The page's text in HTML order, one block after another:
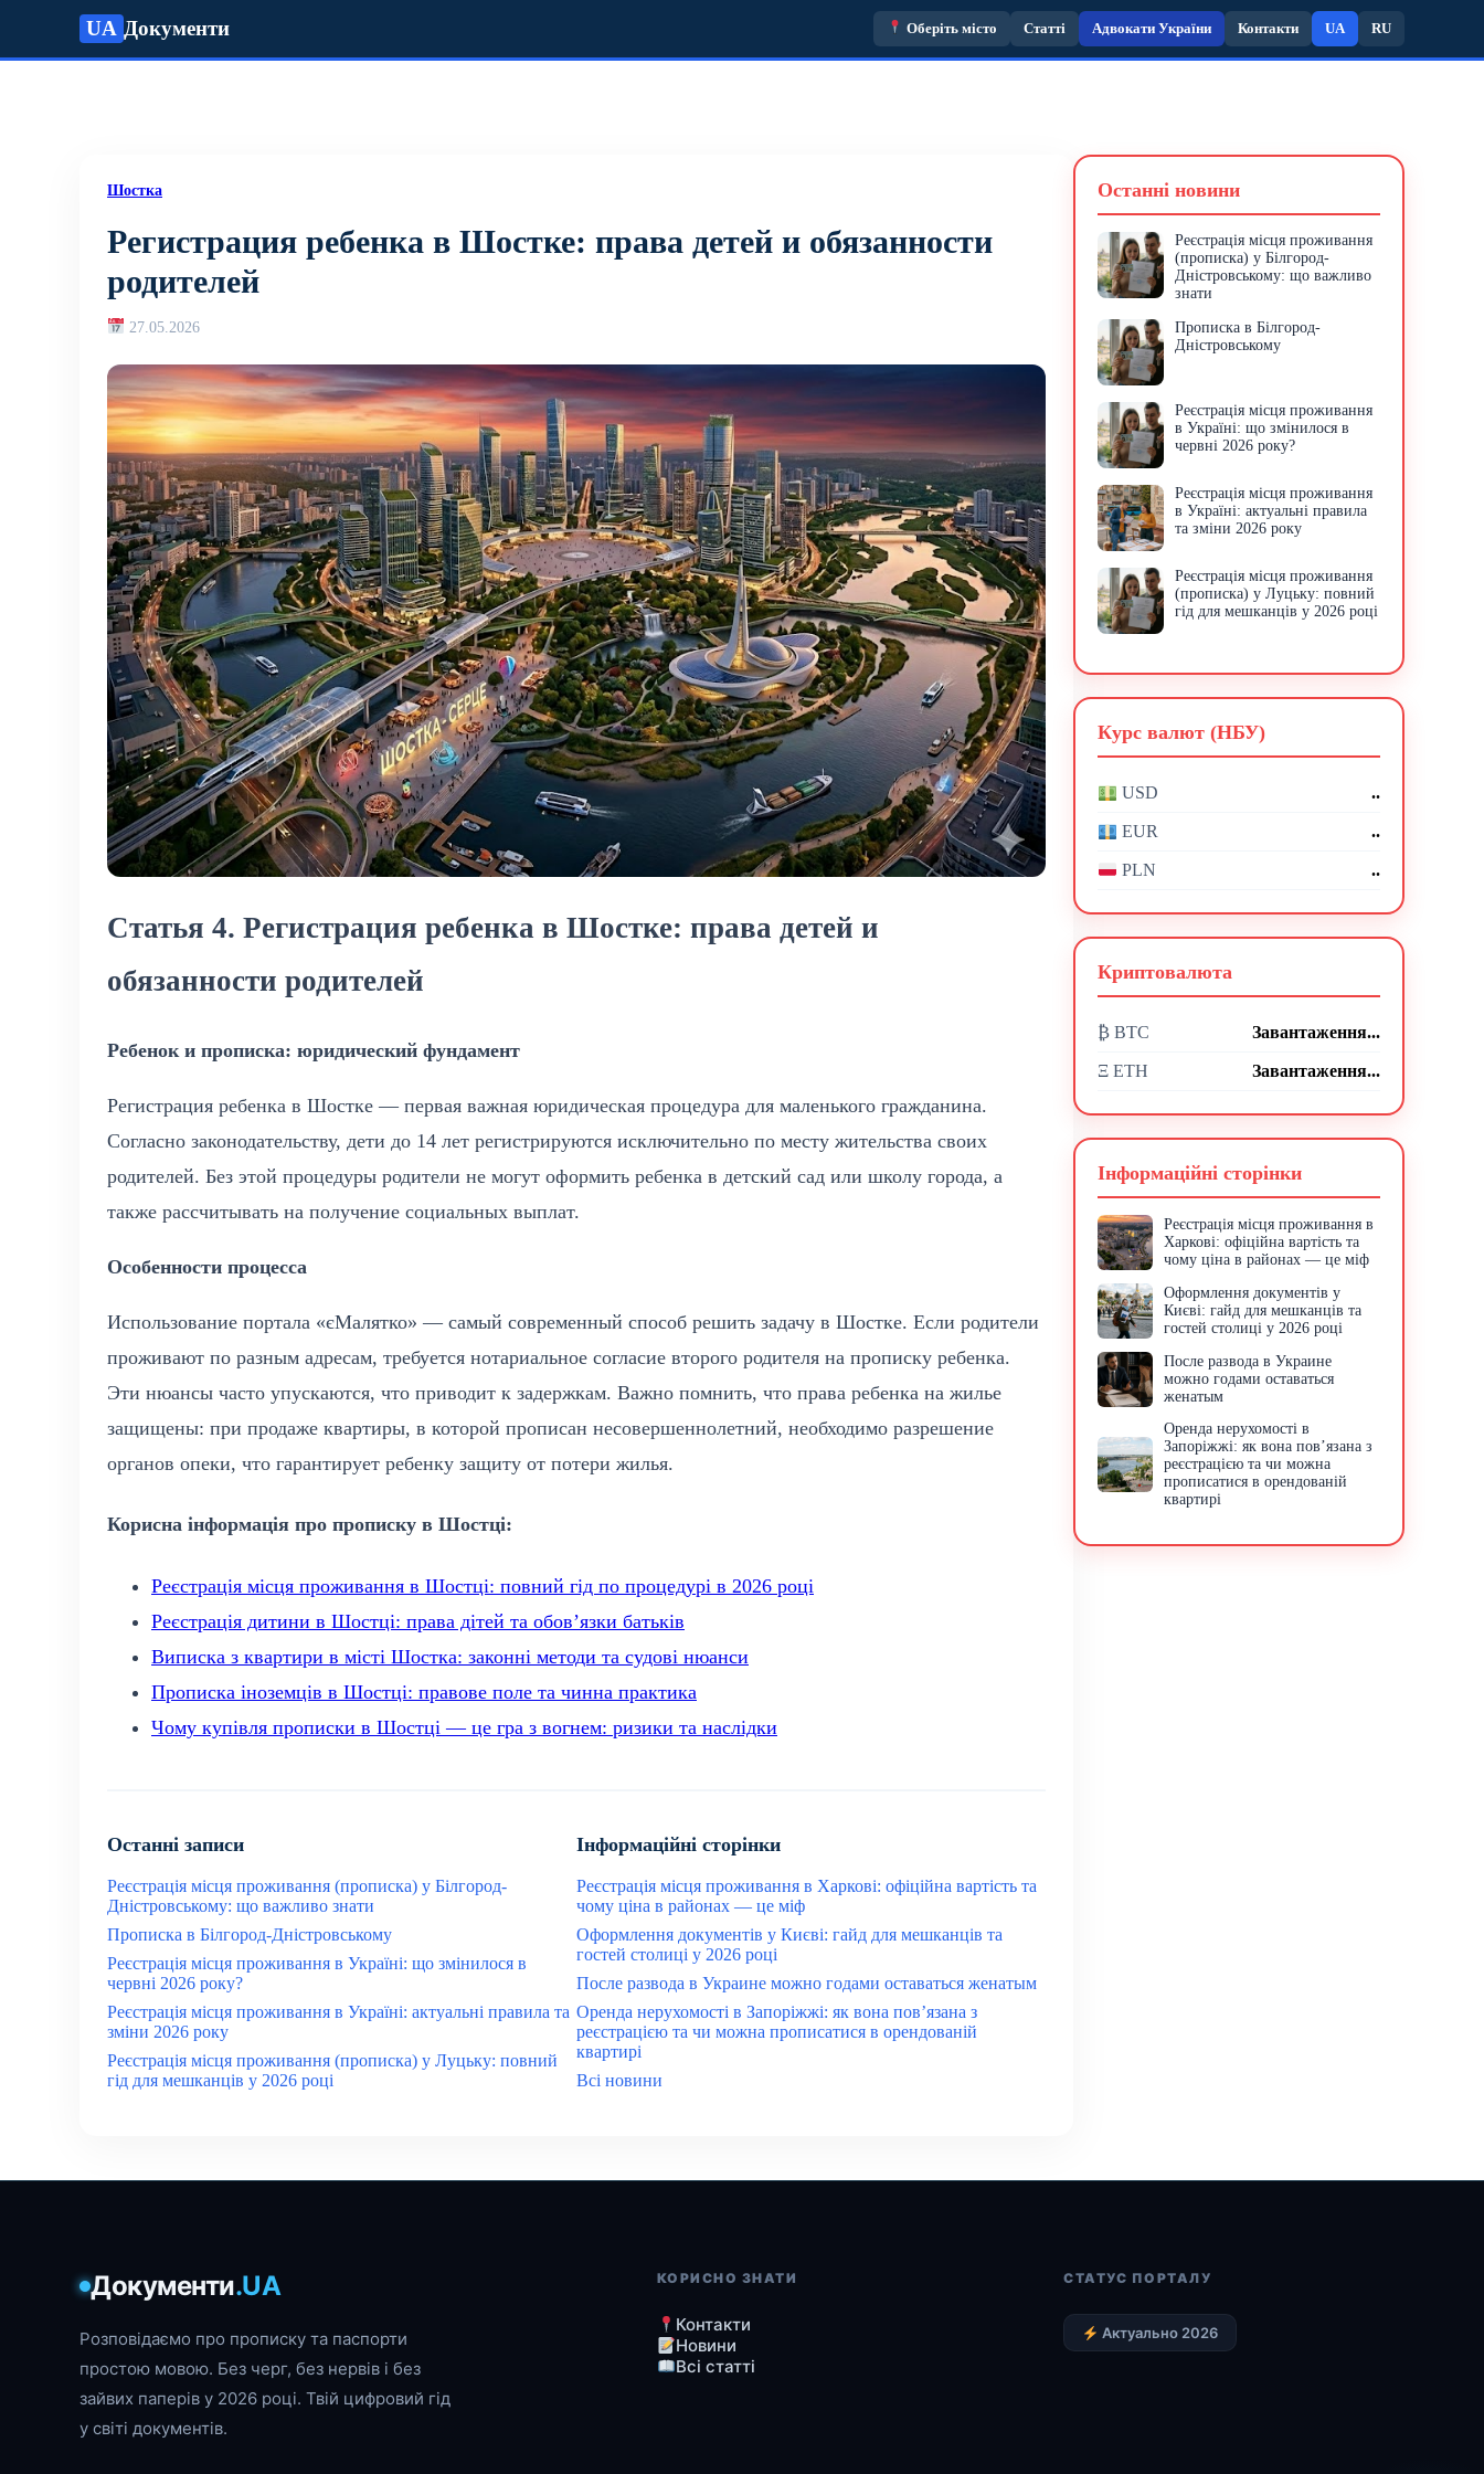
UA Документи Оберіть місто Статті Адвокати України Контакти UA RU
Шостка
Регистрация ребенка в Шостке: права детей и обязанности
родителей
27.05.2026
Статья 4. Регистрация ребенка в Шостке: права детей и
обязанности родителей
Ребенок и прописка: юридический фундамент
Регистрация ребенка в Шостке — первая важная юридическая процедура для маленького гражданина.
Согласно законодательству, дети до 14 лет регистрируются исключительно по месту жительства своих
родителей. Без этой процедуры родители не могут оформить ребенка в детский сад или школу города, а
также рассчитывать на получение социальных выплат.
Особенности процесса
Использование портала «єМалятко» — самый современный способ решить задачу в Шостке. Если родители
проживают по разным адресам, требуется нотариальное согласие второго родителя на прописку ребенка.
Эти нюансы часто упускаются, что приводит к задержкам. Важно помнить, что права ребенка на жилье
защищены: при продаже квартиры, в которой прописан несовершеннолетний, необходимо разрешение
органов опеки, что гарантирует ребенку защиту от потери жилья.
Корисна інформація про прописку в Шостці:
Реєстрація місця проживання в Шостці: повний гід по процедурі в 2026 році
Реєстрація дитини в Шостці: права дітей та обов’язки батьків
Виписка з квартири в місті Шостка: законні методи та судові нюанси
Прописка іноземців в Шостці: правове поле та чинна практика
Чому купівля прописки в Шостці — це гра з вогнем: ризики та наслідки
Останні записи
Реєстрація місця проживання (прописка) у Білгород-
Дністровському: що важливо знати
Прописка в Білгород-Дністровському
Реєстрація місця проживання в Україні: що змінилося в
червні 2026 року?
Реєстрація місця проживання в Україні: актуальні правила та
зміни 2026 року
Реєстрація місця проживання (прописка) у Луцьку: повний
гід для мешканців у 2026 році
Інформаційні сторінки
Реєстрація місця проживання в Харкові: офіційна вартість та
чому ціна в районах — це міф
Оформлення документів у Києві: гайд для мешканців та
гостей столиці у 2026 році
После развода в Украине можно годами оставаться женатым
Оренда нерухомості в Запоріжжі: як вона пов’язана з
реєстрацією та чи можна прописатися в орендованій
квартирі
Всі новини
Останні новини
Реєстрація місця проживання
(прописка) у Білгород-
Дністровському: що важливо
знати
Прописка в Білгород-
Дністровському
Реєстрація місця проживання
в Україні: що змінилося в
червні 2026 року?
Реєстрація місця проживання
в Україні: актуальні правила
та зміни 2026 року
Реєстрація місця проживання
(прописка) у Луцьку: повний
гід для мешканців у 2026 році
Курс валют (НБУ)
USD ..
EUR ..
PLN ..
Криптовалюта
₿ BTC Завантаження...
Ξ ETH Завантаження...
Інформаційні сторінки
Реєстрація місця проживання в
Харкові: офіційна вартість та
чому ціна в районах — це міф
Оформлення документів у
Києві: гайд для мешканців та
гостей столиці у 2026 році
После развода в Украине
можно годами оставаться
женатым
Оренда нерухомості в
Запоріжжі: як вона пов’язана з
реєстрацією та чи можна
прописатися в орендованій
квартирі
Документи.UA
Розповідаємо про прописку та паспорти
простою мовою. Без черг, без нервів і без
зайвих паперів у 2026 році. Твій цифровий гід
у світі документів.
КОРИСНО ЗНАТИ
Контакти
Новини
Всі статті
СТАТУС ПОРТАЛУ
Актуально 2026